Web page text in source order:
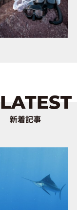
LATEST
新着記事